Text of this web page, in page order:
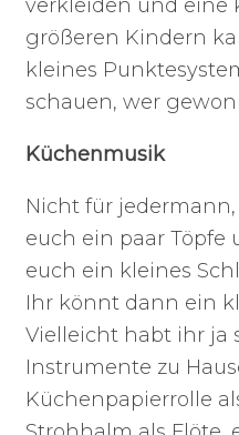
verkleiden und eine
größeren Kindern
kleines
schauen, wer
Küchenmusik
Nicht für
euch ein paar Töpfe
euch ein kleines
Ihr könnt dann ein
Vielleicht habt ihr ja
Instrumente zu
Küchenpapierrolle